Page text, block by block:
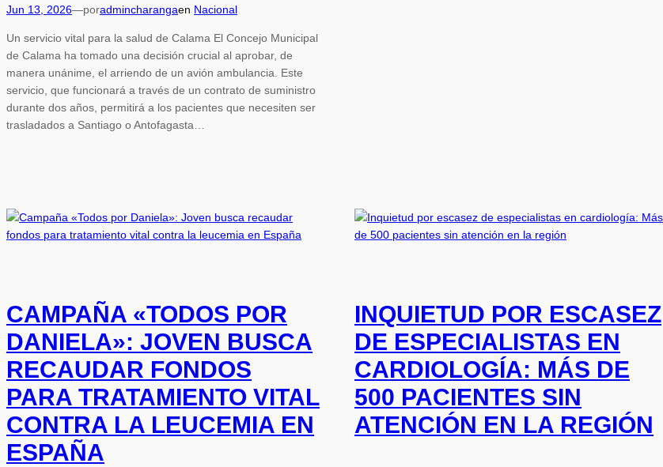
Jun 13, 2026—poradmincharangaen Nacional
Un servicio vital para la salud de Calama El Concejo Municipal
de Calama ha tomado una decisión crucial al aprobar, de
manera unánime, el arriendo de un avión ambulancia. Este
servicio, que funcionará a través de un contrato de suministro
durante dos años, permitirá a los pacientes que necesiten ser
trasladados a Santiago o Antofagasta…
CAMPAÑA «TODOS POR
DANIELA»: JOVEN BUSCA
RECAUDAR FONDOS
PARA TRATAMIENTO VITAL
CONTRA LA LEUCEMIA EN
ESPAÑA
INQUIETUD POR ESCASEZ
DE ESPECIALISTAS EN
CARDIOLOGÍA: MÁS DE
500 PACIENTES SIN
ATENCIÓN EN LA REGIÓN